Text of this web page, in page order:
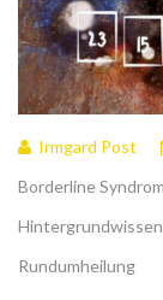
Irmgard Post
Borderline Syndrom
Rundumheilung